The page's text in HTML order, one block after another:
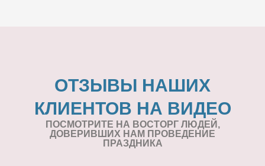
ОТЗЫВЫ НАШИХ
КЛИЕНТОВ НА ВИДЕО
ПОСМОТРИТЕ НА ВОСТОРГ ЛЮДЕЙ,
ДОВЕРИВШИХ НАМ ПРОВЕДЕНИЕ
ПРАЗДНИКА